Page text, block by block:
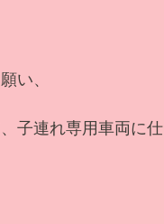
い、
子連れ専用車両に仕